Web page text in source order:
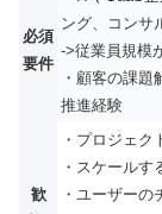
必須
要件
ング、コンサ
->従業員規模
・顧客の課
推進経験
歓
・プロジェ
・スケール
・ユーザー